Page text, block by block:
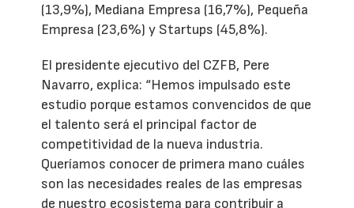
(13,9%), Mediana Empresa (16,7%), Pequeña
Empresa (23,6%) y Startups (45,8%).
El presidente ejecutivo del CZFB, Pere
Navarro, explica: “Hemos impulsado este
estudio porque estamos convencidos de que
el talento será el principal factor de
competitividad de la nueva industria.
Queríamos conocer de primera mano cuáles
son las necesidades reales de las empresas
de nuestro ecosistema para contribuir a